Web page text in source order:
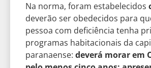
Na norma, foram estabelecidos
deverão ser obedecidos para
pessoa com deficiência tenha
programas habitacionais da
paranaense: deverá morar em